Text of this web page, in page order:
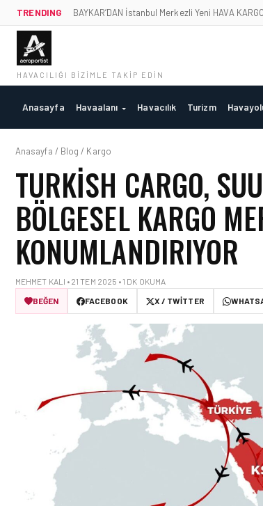
TRENDING BAYKAR’DAN İstanbul Merkezli Yeni HAVA
HAVACILIĞI BIZIMLE TAKIP EDIN
Anasayfa Havaalanı Havacılık Turizm
Anasayfa / Blog / Kargo
TURKISH CARGO,
BÖLGESEL KARGO
KONUMLANDIRIYOR
MEHMET KALI • 21 TEM 2025 • 1 DK OKUMA
BEĞEN
FACEBOOK X / TWITTER